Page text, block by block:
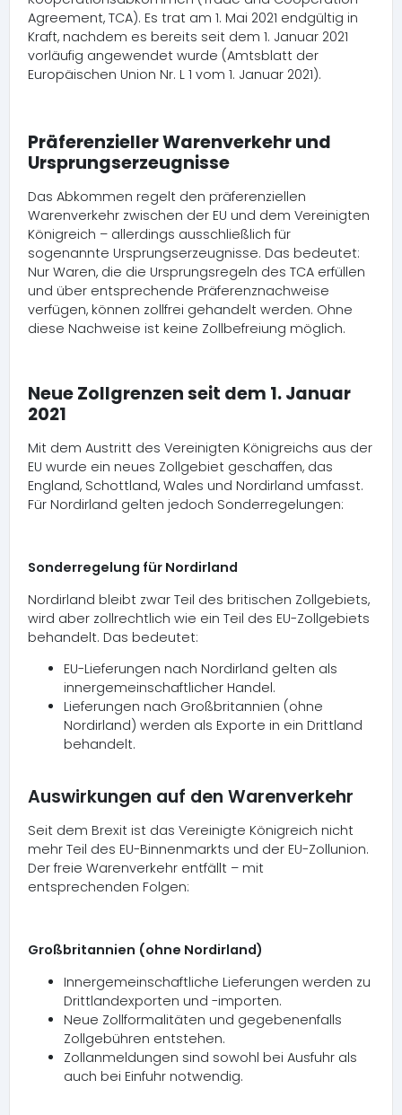
Agreement, TCA). Es trat am 1. Mai 2021 endgültig in
Kraft, nachdem es bereits seit dem 1. Januar 2021
vorläufig angewendet wurde (Amtsblatt der
Europäischen Union Nr. L 1 vom 1. Januar 2021).
Präferenzieller Warenverkehr und
Ursprungserzeugnisse
Das Abkommen regelt den präferenziellen
Warenverkehr zwischen der EU und dem Vereinigten
Königreich – allerdings ausschließlich für
sogenannte Ursprungserzeugnisse. Das bedeutet:
Nur Waren, die die Ursprungsregeln des TCA erfüllen
und über entsprechende Präferenznachweise
verfügen, können zollfrei gehandelt werden. Ohne
diese Nachweise ist keine Zollbefreiung möglich.
Neue Zollgrenzen seit dem 1. Januar
2021
Mit dem Austritt des Vereinigten Königreichs aus der
EU wurde ein neues Zollgebiet geschaffen, das
England, Schottland, Wales und Nordirland umfasst.
Für Nordirland gelten jedoch Sonderregelungen:
Sonderregelung für Nordirland
Nordirland bleibt zwar Teil des britischen Zollgebiets,
wird aber zollrechtlich wie ein Teil des EU-Zollgebiets
behandelt. Das bedeutet:
EU-Lieferungen nach Nordirland gelten als
innergemeinschaftlicher Handel.
Lieferungen nach Großbritannien (ohne
Nordirland) werden als Exporte in ein Drittland
behandelt.
Auswirkungen auf den Warenverkehr
Seit dem Brexit ist das Vereinigte Königreich nicht
mehr Teil des EU-Binnenmarkts und der EU-Zollunion.
Der freie Warenverkehr entfällt – mit
entsprechenden Folgen:
Großbritannien (ohne Nordirland)
Innergemeinschaftliche Lieferungen werden zu
Drittlandexporten und -importen.
Neue Zollformalitäten und gegebenenfalls
Zollgebühren entstehen.
Zollanmeldungen sind sowohl bei Ausfuhr als
auch bei Einfuhr notwendig.